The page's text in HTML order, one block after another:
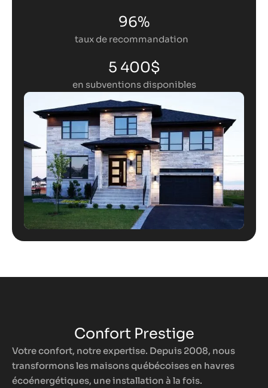
96%
taux de recommandation
5 400$
en subventions disponibles
Confort Prestige
Votre confort, notre expertise. Depuis 2008, nous
transformons les maisons québécoises en havres
écoénergétiques, une installation à la fois.